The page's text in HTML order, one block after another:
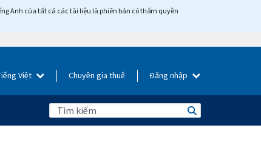
Anh của tất cả các tài liệu là phiên bản có thẩm quyền
Việt Chuyên gia thuế Đăng nhập